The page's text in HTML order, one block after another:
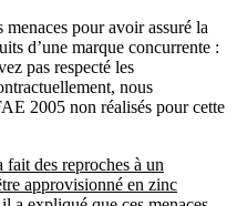
pour avoir assuré la
d’une marque concurrente :
pas respecté les
nous
2005 non réalisés pour cette
des reproches à un
approvisionné en zinc